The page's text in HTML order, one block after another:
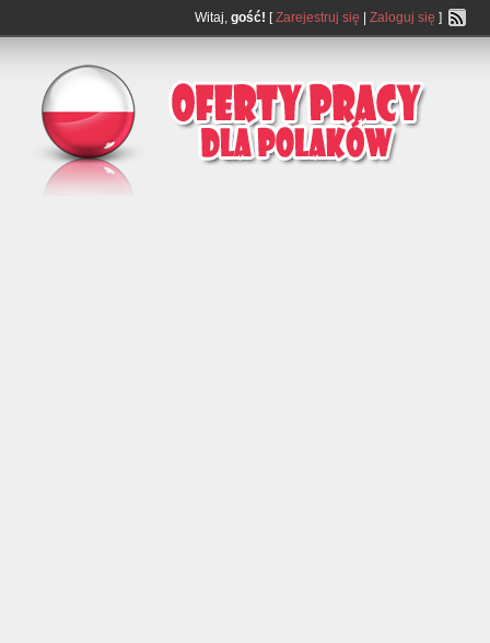
Witaj, gość! [Zarejestruj się Zaloguj się ]